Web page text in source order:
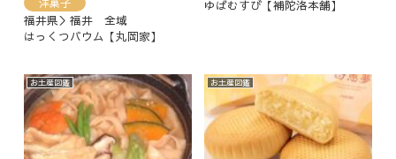
福井県＞福井 全域
はっくつバウム【丸岡家】
ゆばむすび【補陀洛本舗】
お土産図鑑 お土産図鑑